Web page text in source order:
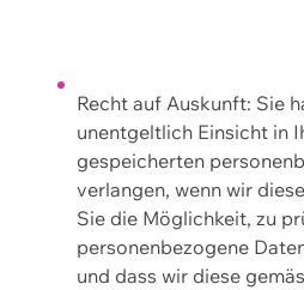
Recht auf Auskunft: Sie
unentgeltlich Einsicht in
gespeicherten
verlangen, wenn wir
Sie die Möglichkeit, zu
personenbezogene
und dass wir diese